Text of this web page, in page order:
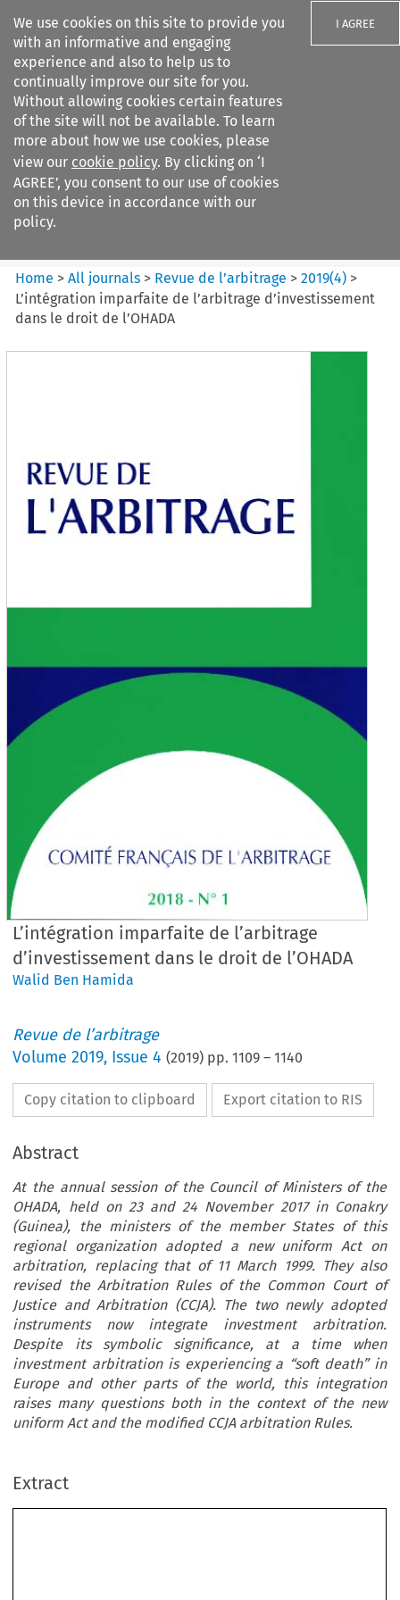
We use cookies on this site to provide you
with an informative and engaging
experience and also to help us to
continually improve our site for you.
Without allowing cookies certain features
of the site will not be available. To learn
more about how we use cookies, please
view our cookie policy. By clicking on ‘I
AGREE’, you consent to our use of cookies
on this device in accordance with our
policy.
I AGREE
Search filters
Revue de
l%E2%80%99arbitrage
Home >All journals > Revue de l’arbitrage >2019(4) >
L’intégration imparfaite de l’arbitrage d’investissement
dans le droit de l’OHADA
L’intégration imparfaite de l’arbitrage
d’investissement dans le droit de l’OHADA
Walid Ben Hamida
Revue de l’arbitrage
Volume2019, Issue 4 (2019) pp.1109 –1140
Copy citation to clipboard Export citation to RIS
Abstract
At the annual session of the Council of Ministers of the
OHADA, held on 23 and 24 November 2017 in Conakry
(Guinea), the ministers of the member States of this
regional organization adopted a new uniform Act on
arbitration, replacing that of 11 March 1999. They also
revised the Arbitration Rules of the Common Court of
Justice and Arbitration (CCJA). The two newly adopted
instruments now integrate investment arbitration.
Despite its symbolic significance, at a time when
investment arbitration is experiencing a “soft death” in
Europe and other parts of the world, this integration
raises many questions both in the context of the new
uniform Act and the modified CCJA arbitration Rules.
Extract